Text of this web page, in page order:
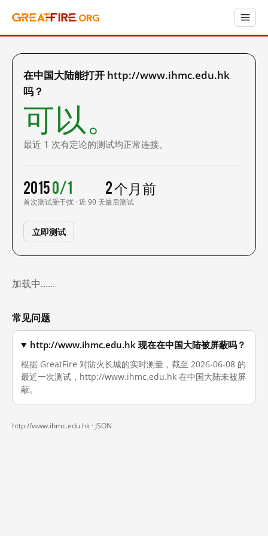
在中国大陆能打开 http://www.ihmc.edu.hk
吗？
可以。
最近 1 次有定论的测试均正常连接。
2015
首次测试
0/1
受干扰 · 近 90 天
2 个月前
最后测试
立即测试
加载中……
常见问题
http://www.ihmc.edu.hk 现在在中国大陆被屏蔽吗？
根据 GreatFire 对防火长城的实时测量，截至 2026-06-08 的
最近一次测试，http://www.ihmc.edu.hk 在中国大陆未被屏
蔽。
http://www.ihmc.edu.hk · JSON